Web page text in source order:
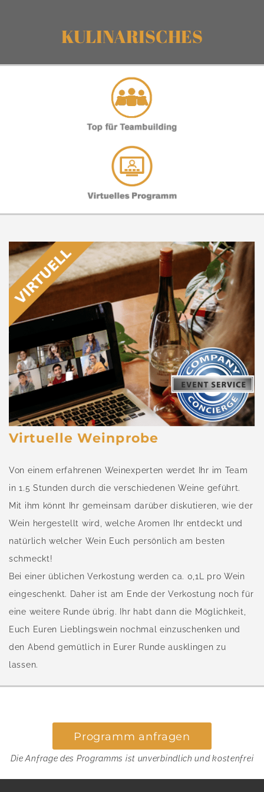
KULINARISCHES
Virtuelle Weinprobe
Von einem erfahrenen Weinexperten werdet Ihr im Team
in 1.5 Stunden durch die verschiedenen Weine geführt.
Mit ihm könnt Ihr gemeinsam darüber diskutieren, wie der
Wein hergestellt wird, welche Aromen Ihr entdeckt und
natürlich welcher Wein Euch persönlich am besten
schmeckt!
Bei einer üblichen Verkostung werden ca. 0,1L pro Wein
eingeschenkt. Daher ist am Ende der Verkostung noch für
eine weitere Runde übrig. Ihr habt dann die Möglichkeit,
Euch Euren Lieblingswein nochmal einzuschenken und
den Abend gemütlich in Eurer Runde ausklingen zu
lassen.
Programm anfragen
Die Anfrage des Programms ist unverbindlich und kostenfrei